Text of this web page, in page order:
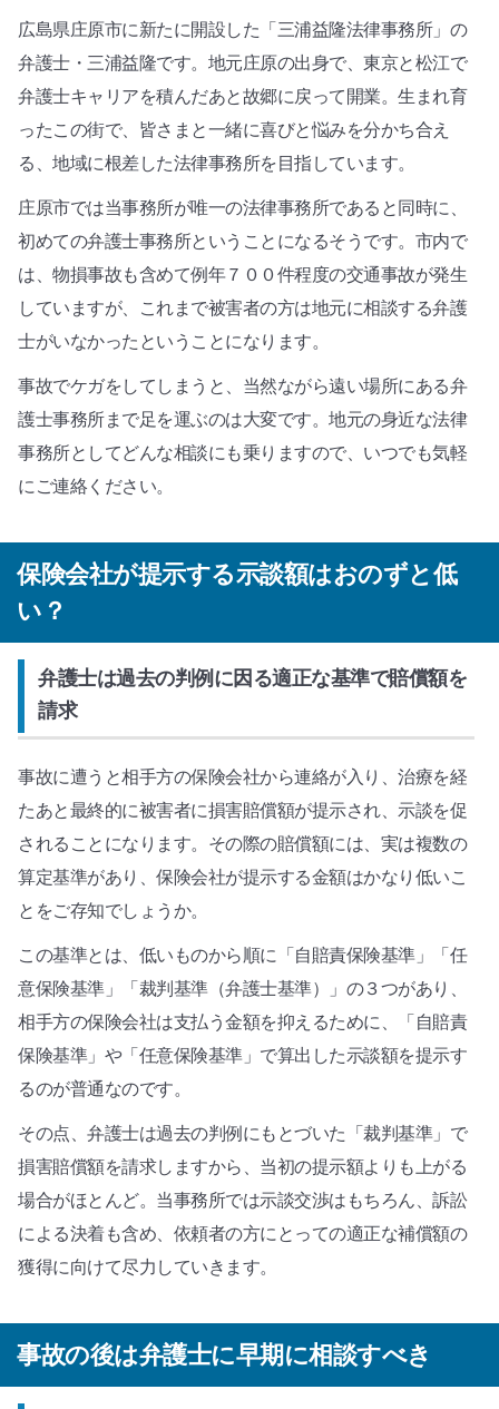
広島県庄原市に新たに開設した「三浦益隆法律事務所」の
弁護士・三浦益隆です。地元庄原の出身で、東京と松江で
弁護士キャリアを積んだあと故郷に戻って開業。生まれ育
ったこの街で、皆さまと一緒に喜びと悩みを分かち合え
る、地域に根差した法律事務所を目指しています。
庄原市では当事務所が唯一の法律事務所であると同時に、
初めての弁護士事務所ということになるそうです。市内で
は、物損事故も含めて例年７００件程度の交通事故が発生
していますが、これまで被害者の方は地元に相談する弁護
士がいなかったということになります。
事故でケガをしてしまうと、当然ながら遠い場所にある弁
護士事務所まで足を運ぶのは大変です。地元の身近な法律
事務所としてどんな相談にも乗りますので、いつでも気軽
にご連絡ください。
保険会社が提示する示談額はおのずと低
い？
弁護士は過去の判例に因る適正な基準で賠償額を
請求
事故に遭うと相手方の保険会社から連絡が入り、治療を経
たあと最終的に被害者に損害賠償額が提示され、示談を促
されることになります。その際の賠償額には、実は複数の
算定基準があり、保険会社が提示する金額はかなり低いこ
とをご存知でしょうか。
この基準とは、低いものから順に「自賠責保険基準」「任
意保険基準」「裁判基準（弁護士基準）」の３つがあり、
相手方の保険会社は支払う金額を抑えるために、「自賠責
保険基準」や「任意保険基準」で算出した示談額を提示す
るのが普通なのです。
その点、弁護士は過去の判例にもとづいた「裁判基準」で
損害賠償額を請求しますから、当初の提示額よりも上がる
場合がほとんど。当事務所では示談交渉はもちろん、訴訟
による決着も含め、依頼者の方にとっての適正な補償額の
獲得に向けて尽力していきます。
事故の後は弁護士に早期に相談すべき